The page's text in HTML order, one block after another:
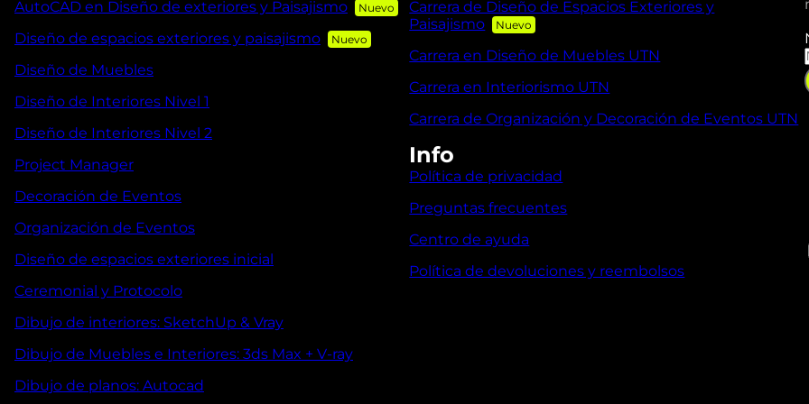
AutoCAD en Diseño de exteriores y Paisajismo
Diseño de espacios exteriores y paisajismo
Diseño de Muebles
Diseño de Interiores Nivel 1
Diseño de Interiores Nivel 2
Project Manager
Decoración de Eventos
Organización de Eventos
Diseño de espacios exteriores inicial
Ceremonial y Protocolo
Dibujo de interiores: SketchUp & Vray
Dibujo de Muebles e Interiores: 3ds Max + V-ray
Dibujo de planos: Autocad
Carrera de Diseño de Espacios Exteriores y
Paisajismo
Carrera en Diseño de Muebles UTN
Carrera en Interiorismo UTN
Carrera de Organización y Decoración de Eventos UTN
Info
Política de privacidad
Preguntas frecuentes
Centro de ayuda
Política de devoluciones y reembolsos